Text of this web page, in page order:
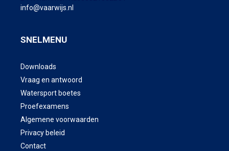
info@vaarwijs.nl
SNELMENU
Downloads
Vraag en antwoord
Watersport boetes
Proefexamens
Algemene voorwaarden
Privacy beleid
Contact